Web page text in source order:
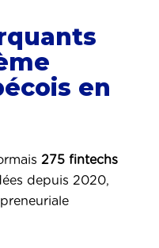
en
275 fintechs
depuis 2020,